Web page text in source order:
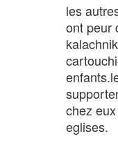
les
ont peur
chez
eglises.